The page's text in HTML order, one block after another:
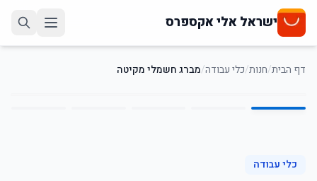
ישראל אלי אקספרס
דף הבית/חנות/כלי עבודה/מברג חשמלי מקיטה
1
/
5
כלי עבודה